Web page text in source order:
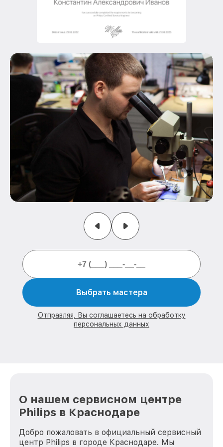
Выбрать мастера
Отправляя, Вы соглашаетесь на обработку
персональных данных
О нашем сервисном центре
Philips в Краснодаре
Добро пожаловать в официальный сервисный
центр Philips в городе Краснодаре. Мы